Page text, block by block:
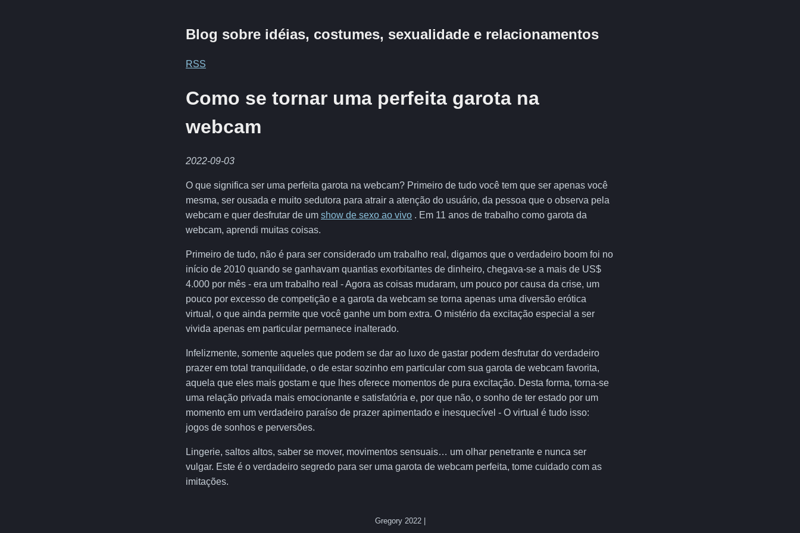
Blog sobre idéias, costumes, sexualidade e relacionamentos
RSS
Como se tornar uma perfeita garota na
webcam
2022-09-03
O que significa ser uma perfeita garota na webcam? Primeiro de tudo você tem que ser apenas você
mesma, ser ousada e muito sedutora para atrair a atenção do usuário, da pessoa que o observa pela
webcam e quer desfrutar de um show de sexo ao vivo . Em 11 anos de trabalho como garota da
webcam, aprendi muitas coisas.
Primeiro de tudo, não é para ser considerado um trabalho real, digamos que o verdadeiro boom foi no
início de 2010 quando se ganhavam quantias exorbitantes de dinheiro, chegava-se a mais de US$
4.000 por mês - era um trabalho real - Agora as coisas mudaram, um pouco por causa da crise, um
pouco por excesso de competição e a garota da webcam se torna apenas uma diversão erótica
virtual, o que ainda permite que você ganhe um bom extra. O mistério da excitação especial a ser
vivida apenas em particular permanece inalterado.
Infelizmente, somente aqueles que podem se dar ao luxo de gastar podem desfrutar do verdadeiro
prazer em total tranquilidade, o de estar sozinho em particular com sua garota de webcam favorita,
aquela que eles mais gostam e que lhes oferece momentos de pura excitação. Desta forma, torna-se
uma relação privada mais emocionante e satisfatória e, por que não, o sonho de ter estado por um
momento em um verdadeiro paraíso de prazer apimentado e inesquecível - O virtual é tudo isso:
jogos de sonhos e perversões.
Lingerie, saltos altos, saber se mover, movimentos sensuais… um olhar penetrante e nunca ser
vulgar. Este é o verdadeiro segredo para ser uma garota de webcam perfeita, tome cuidado com as
imitações.
Gregory 2022 |